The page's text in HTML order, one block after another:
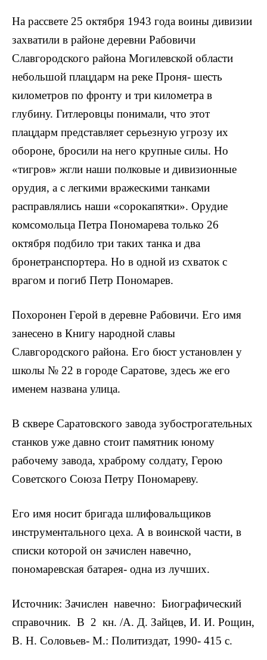
На рассвете 25 октября 1943 года воины дивизии
захватили в районе деревни Рабовичи
Славгородского района Могилевской области
небольшой плацдарм на реке Проня- шесть
километров по фронту и три километра в
глубину. Гитлеровцы понимали, что этот
плацдарм представляет серьезную угрозу их
обороне, бросили на него крупные силы. Но
«тигров» жгли наши полковые и дивизионные
орудия, а с легкими вражескими танками
расправлялись наши «сорокапятки». Орудие
комсомольца Петра Пономарева только 26
октября подбило три таких танка и два
бронетранспортера. Но в одной из схваток с
врагом и погиб Петр Пономарев.
Похоронен Герой в деревне Рабовичи. Его имя
занесено в Книгу народной славы
Славгородского района. Его бюст установлен у
школы № 22 в городе Саратове, здесь же его
именем названа улица.
В сквере Саратовского завода зубострогательных
станков уже давно стоит памятник юному
рабочему завода, храброму солдату, Герою
Советского Союза Петру Пономареву.
Его имя носит бригада шлифоваль­щиков
инструментального цеха. А в воинской части, в
списки которой он зачислен навечно,
пономаревская батарея- одна из лучших.
Источник: Зачислен навечно: Биографический
справочник. В 2 кн. /А. Д. Зайцев, И. И. Рощин,
В. Н. Соловьев- М.: Политиздат, 1990- 415 с.